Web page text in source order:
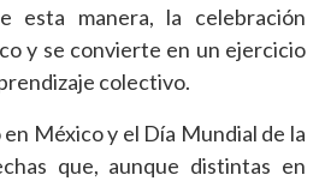
esta manera, la celebración
y se convierte en un ejercicio
colectivo.
México y el Día Mundial de la
que, aunque distintas en